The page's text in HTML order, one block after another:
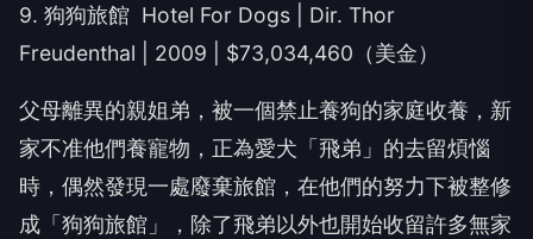
9. 狗狗旅館 Hotel For Dogs | Dir. Thor
Freudenthal | 2009 | $73,034,460（美金）
父母離異的親姐弟，被一個禁止養狗的家庭收養，新
家不准他們養寵物，正為愛犬「飛弟」的去留煩惱
時，偶然發現一處廢棄旅館，在他們的努力下被整修
成「狗狗旅館」，除了飛弟以外也開始收留許多無家